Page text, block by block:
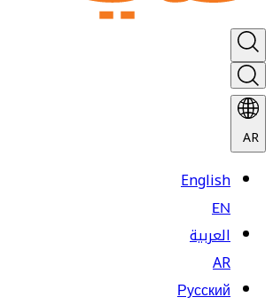
AR
English
EN
العربية
AR
Русский